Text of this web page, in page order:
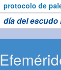
protocolo de
día del escudo